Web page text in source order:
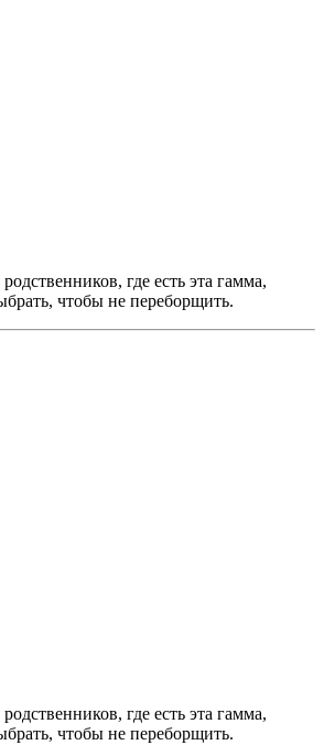
где есть эта гамма,
чтобы не переборщить.
где есть эта гамма,
чтобы не переборщить.